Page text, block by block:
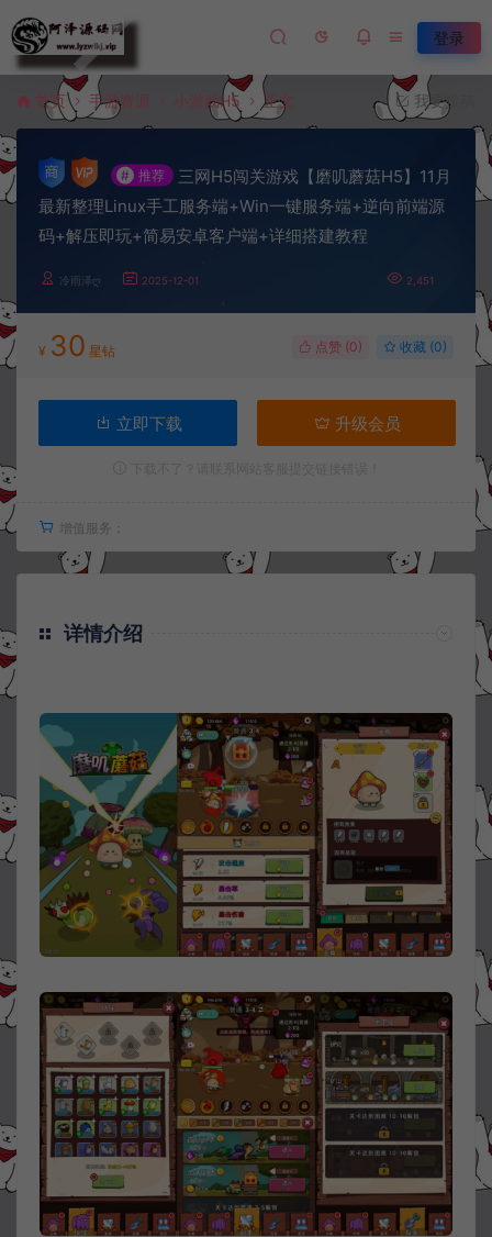
登录
首页 手游资源 小游戏H5 正文 我要投稿
# 推荐
三网H5闯关游戏【磨叽蘑菇H5】11月
最新整理Linux手工服务端+Win一键服务端+逆向前端源
码+解压即玩+简易安卓客户端+详细搭建教程
冷雨泽ღ 2025-12-01 2,451
¥ 30 星钻 点赞 (0) 收藏 (0)
立即下载 升级会员
增值服务：
详情介绍